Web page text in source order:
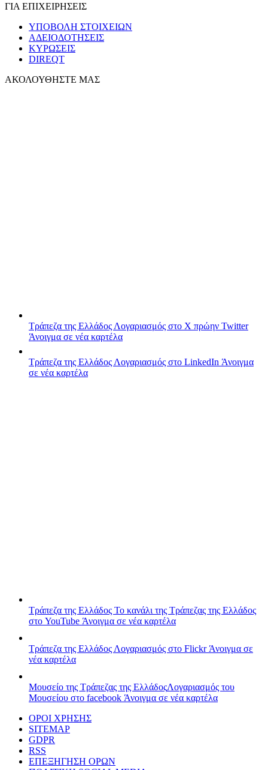
ΓΙΑ ΕΠΙΧΕΙΡΗΣΕΙΣ
ΥΠΟΒΟΛΗ ΣΤΟΙΧΕΙΩΝ
ΑΔΕΙΟΔΟΤΗΣΕΙΣ
ΚΥΡΩΣΕΙΣ
DIREQT
ΑΚΟΛΟΥΘΗΣΤΕ ΜΑΣ
Τράπεζα της Ελλάδος Λογαριασμός στο X πρώην Twitter
Άνοιγμα σε νέα καρτέλα
Τράπεζα της Ελλάδος Λογαριασμός στο LinkedIn Άνοιγμα
σε νέα καρτέλα
Τράπεζα της Ελλάδος Το κανάλι της Τράπεζας της Ελλάδος
στο YouTube Άνοιγμα σε νέα καρτέλα
Τράπεζα της Ελλάδος Λογαριασμός στο FlickrΆνοιγμα σε
νέα καρτέλα
Μουσείο της Τράπεζας της ΕλλάδοςΛογαριασμός του
Μουσείου στο facebook Άνοιγμα σε νέα καρτέλα
ΟΡΟΙ ΧΡΗΣΗΣ
SITEMAP
GDPR
RSS
ΕΠΕΞΗΓΗΣΗ ΟΡΩΝ